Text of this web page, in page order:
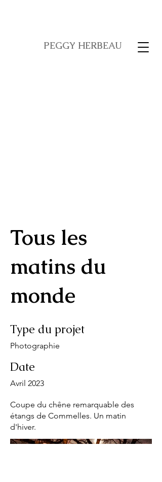
PEGGY HERBEAU
Tous les
matins du
monde
Type du projet
Photographie
Date
Avril 2023
Coupe du chêne remarquable des
étangs de Commelles. Un matin
d'hiver.